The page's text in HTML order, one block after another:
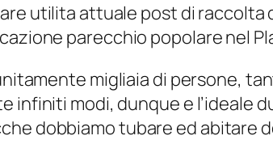
utilita attuale post di
parecchio popolare nel
migliaia di persone,
infiniti modi, dunque e l’ideale
dobbiamo tubare ed abitare